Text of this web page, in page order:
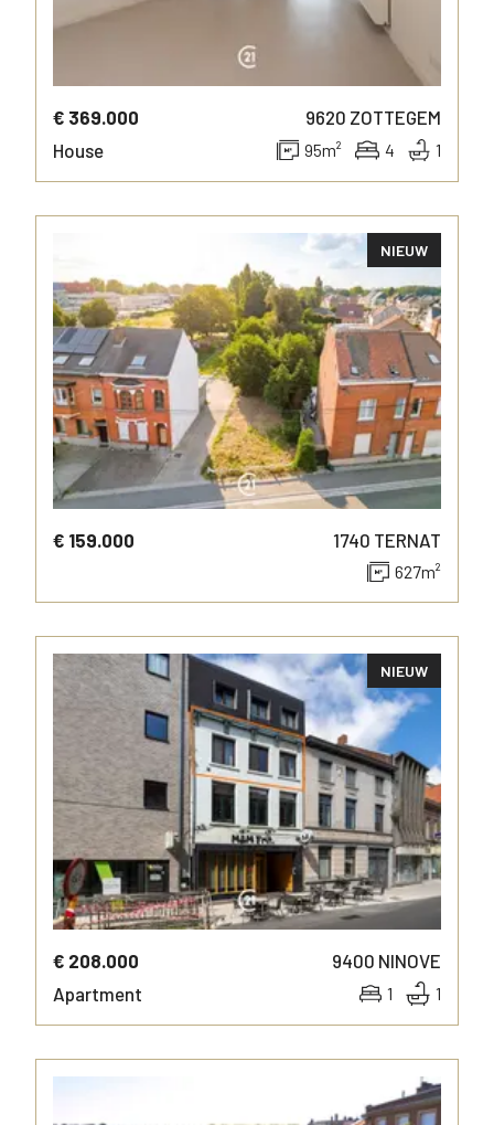
MORE INFO
€ 369.000 9620 ZOTTEGEM
House
95m² 4 1
MORE INFO
NIEUW
€ 159.000 1740 TERNAT
627m²
MORE INFO
NIEUW
€ 208.000 9400 NINOVE
Apartment
1 1